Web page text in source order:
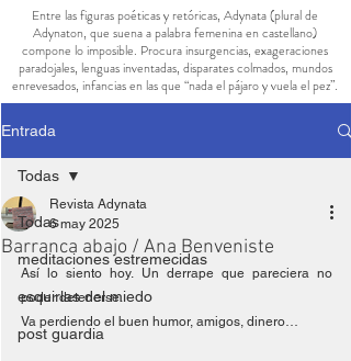
Entre las figuras poéticas y retóricas, Adynata (plural de
Adynaton, que suena a palabra femenina en castellano)
compone lo imposible. Procura insurgencias, exageraciones
paradojales, lenguas inventadas, disparates colmados, mundos
enrevesados, infancias en las que “nada el pájaro y vuela el pez”.
Entrada
Todas
meditaciones estremecidas
esquirlas del miedo
post guardia
Todas
Barranca abajo / Ana Benveniste
Revista Adynata
6 may 2025
Así lo siento hoy. Un derrape que pareciera no
poder detenerse.
Va perdiendo el buen humor, amigos, dinero…